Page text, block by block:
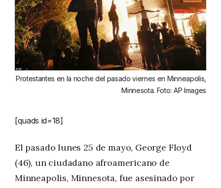
Protestantes en la noche del pasado viernes en Minneapolis,
Minnesota. Foto: AP Images
[quads id=18]
El pasado lunes 25 de mayo, George Floyd
(46), un ciudadano afroamericano de
Minneapolis, Minnesota, fue asesinado por